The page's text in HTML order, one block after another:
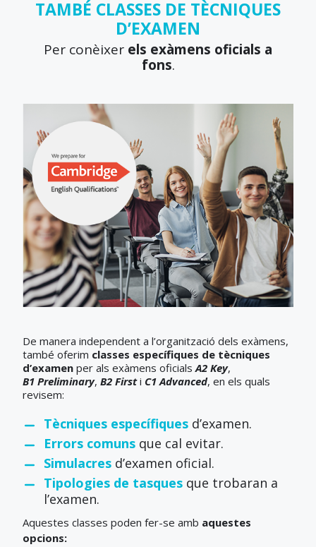
TAMBÉ CLASSES DE TÈCNIQUES
D’EXAMEN
Per conèixer els exàmens oficials a
fons.
De manera independent a l’organització dels exàmens,
també oferim classes específiques de tècniques
d’examen per als exàmens oficialsA2 Key,
B1 Preliminary, B2 First i C1 Advanced, en els quals
revisem:
Tècniques específiques d’examen.
Errors comuns que cal evitar.
Simulacres d’examen oficial.
Tipologies de tasques que trobaran a
l’examen.
Aquestes classes poden fer-se amb aquestes
opcions: